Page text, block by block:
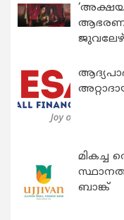
‘അക്ഷയ
ആഭരണ
മികച്ച
ബാങ്ക്